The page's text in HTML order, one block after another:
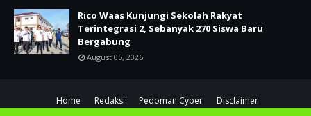
Rico Waas Kunjungi Sekolah Rakyat
Terintegrasi 2, Sebanyak 270 Siswa Baru
Bergabung
August 05, 2026
Home Redaksi Pedoman Cyber Disclaimer